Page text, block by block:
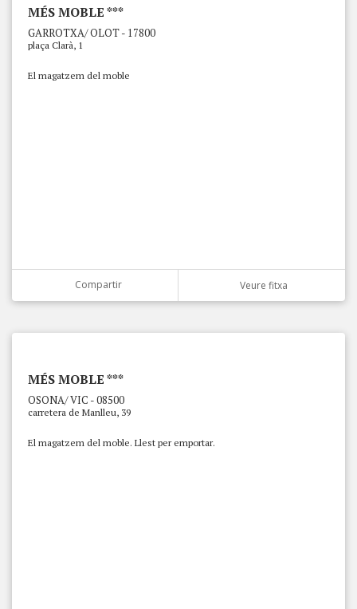
MÉS MOBLE ***
GARROTXA/ OLOT - 17800
plaça Clarà, 1
El magatzem del moble
Compartir Veure fitxa
MÉS MOBLE ***
OSONA/ VIC - 08500
carretera de Manlleu, 39
El magatzem del moble. Llest per emportar.